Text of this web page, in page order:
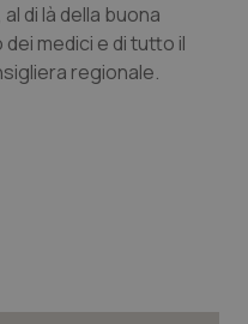
Ulcerosa
neurodegenerative
di là della buona
medici e di tutto il
regionale.